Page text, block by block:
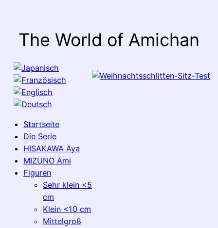
The World of Amichan
Startseite
Die Serie
HISAKAWA Aya
MIZUNO Ami
Figuren
Sehr klein <5
cm
Klein <10 cm
Mittelgroß